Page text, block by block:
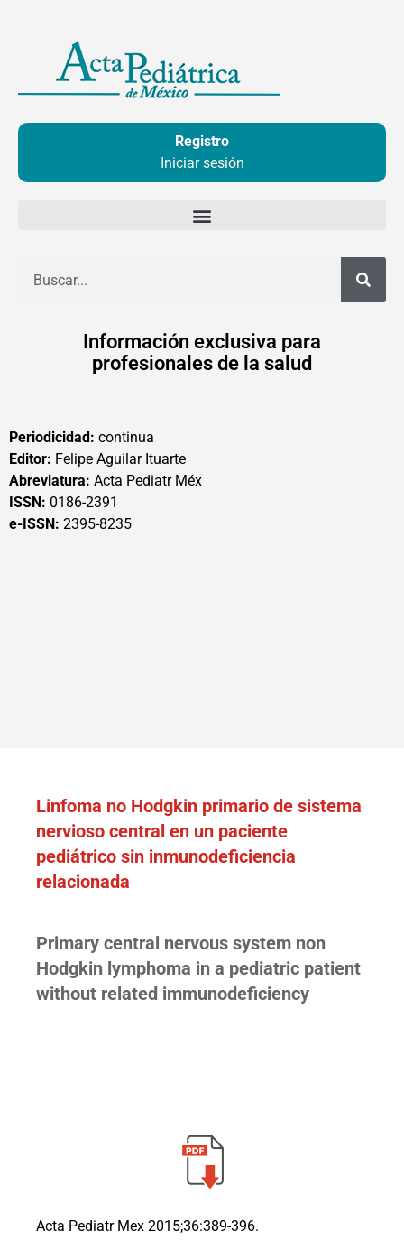
contenido
Registro
Iniciar sesión
Información exclusiva para
profesionales de la salud
Periodicidad: continua
Editor: Felipe Aguilar Ituarte
Abreviatura: Acta Pediatr Méx
ISSN: 0186-2391
e-ISSN: 2395-8235
Linfoma no Hodgkin primario de sistema
nervioso central en un paciente
pediátrico sin inmunodeficiencia
relacionada
Primary central nervous system non
Hodgkin lymphoma in a pediatric patient
without related immunodeficiency
Acta Pediatr Mex 2015;36:389-396.